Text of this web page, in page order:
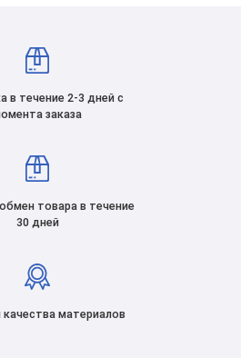
в течение 2-3 дней с
заказа
товара в течение
30 дней
качества материалов